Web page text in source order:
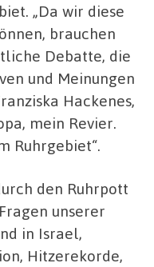
„Da wir diese
brauchen
Debatte, die
und Meinungen
Hackenes,
mein Revier.
Ruhrgebiet“.
den Ruhrpott
unserer
in Israel,
Hitzerekorde,